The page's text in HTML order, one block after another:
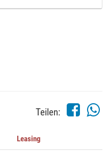
Teilen:
Leasing